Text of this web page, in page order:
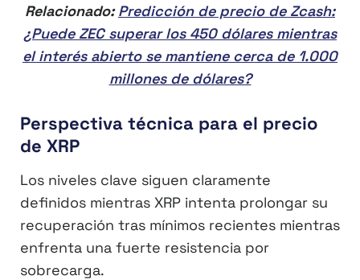
Relacionado:Predicción de precio de Zcash:
¿Puede ZEC superar los 450 dólares mientras
el interés abierto se mantiene cerca de 1.000
millones de dólares?
Perspectiva técnica para el precio
de XRP
Los niveles clave siguen claramente
definidos mientras XRP intenta prolongar su
recuperación tras mínimos recientes mientras
enfrenta una fuerte resistencia por
sobrecarga.